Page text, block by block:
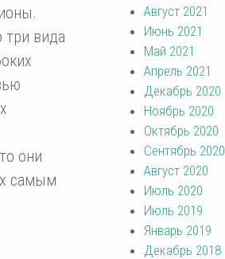
вида
они
самым
Август 2021
Июнь 2021
Май 2021
Апрель 2021
Декабрь 2020
Ноябрь 2020
Октябрь 2020
Сентябрь 2020
Август 2020
Июль 2020
Июль 2019
Январь 2019
Декабрь 2018